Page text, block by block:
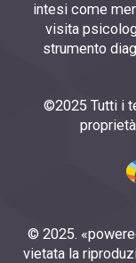
intesi come
visita
strumento
©2025 Tutti i
© 2025.
vietata la